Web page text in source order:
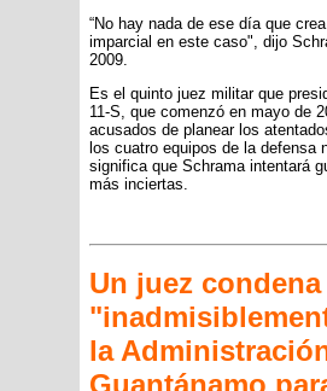
“No hay nada de ese día que
imparcial en este caso", dijo
2009.
Es el quinto juez militar que
11-S, que comenzó en mayo de
acusados de planear los
los cuatro equipos de la
significa que Schrama intentará
más inciertas.
Un juez
la